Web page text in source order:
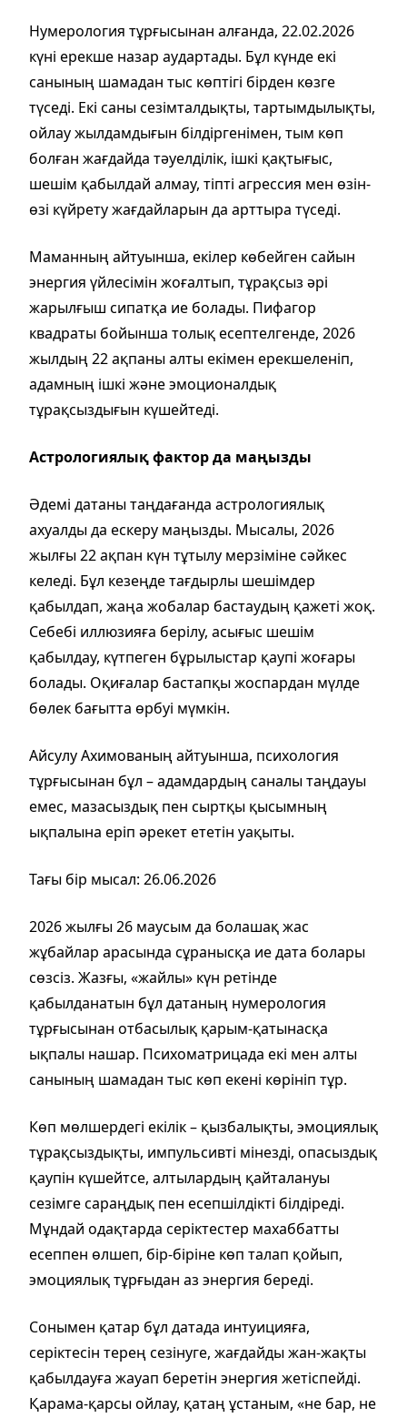
Нумерология тұрғысынан алғанда, 22.02.2026
күні ерекше назар аудартады. Бұл күнде екі
санының шамадан тыс көптігі бірден көзге
түседі. Екі саны сезімталдықты, тартымдылықты,
ойлау жылдамдығын білдіргенімен, тым көп
болған жағдайда тәуелділік, ішкі қақтығыс,
шешім қабылдай алмау, тіпті агрессия мен өзін-
өзі күйрету жағдайларын да арттыра түседі.
Маманның айтуынша, екілер көбейген сайын
энергия үйлесімін жоғалтып, тұрақсыз әрі
жарылғыш сипатқа ие болады. Пифагор
квадраты бойынша толық есептелгенде, 2026
жылдың 22 ақпаны алты екімен ерекшеленіп,
адамның ішкі және эмоционалдық
тұрақсыздығын күшейтеді.
Астрологиялық фактор да маңызды
Әдемі датаны таңдағанда астрологиялық
ахуалды да ескеру маңызды. Мысалы, 2026
жылғы 22 ақпан күн тұтылу мерзіміне сәйкес
келеді. Бұл кезеңде тағдырлы шешімдер
қабылдап, жаңа жобалар бастаудың қажеті жоқ.
Себебі иллюзияға берілу, асығыс шешім
қабылдау, күтпеген бұрылыстар қаупі жоғары
болады. Оқиғалар бастапқы жоспардан мүлде
бөлек бағытта өрбуі мүмкін.
Айсулу Ахимованың айтуынша, психология
тұрғысынан бұл – адамдардың саналы таңдауы
емес, мазасыздық пен сыртқы қысымның
ықпалына еріп әрекет ететін уақыты.
Тағы бір мысал: 26.06.2026
2026 жылғы 26 маусым да болашақ жас
жұбайлар арасында сұранысқа ие дата болары
сөзсіз. Жазғы, «жайлы» күн ретінде
қабылданатын бұл датаның нумерология
тұрғысынан отбасылық қарым-қатынасқа
ықпалы нашар. Психоматрицада екі мен алты
санының шамадан тыс көп екені көрініп тұр.
Көп мөлшердегі екілік – қызбалықты, эмоциялық
тұрақсыздықты, импульсивті мінезді, опасыздық
қаупін күшейтсе, алтылардың қайталануы
сезімге сараңдық пен есепшілдікті білдіреді.
Мұндай одақтарда серіктестер махаббатты
есеппен өлшеп, бір-біріне көп талап қойып,
эмоциялық тұрғыдан аз энергия береді.
Сонымен қатар бұл датада интуицияға,
серіктесін терең сезінуге, жағдайды жан-жақты
қабылдауға жауап беретін энергия жетіспейді.
Қарама-қарсы ойлау, қатаң ұстаным, «не бар, не